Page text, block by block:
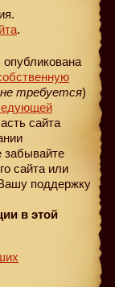
.
требуется)
сайта
забывайте
сайта или
поддержку
в этой